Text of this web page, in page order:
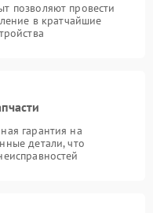
позволяют провести
в кратчайшие
гарантия на
детали, что